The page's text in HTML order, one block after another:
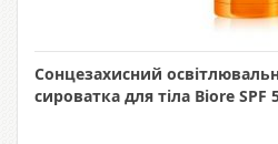
Сонцезахисний
сироватка для тіла Biore SPF